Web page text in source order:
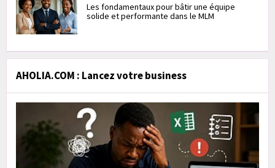
Les fondamentaux pour bâtir une équipe
solide et performante dans le MLM
AHOLIA.COM : Lancez votre business